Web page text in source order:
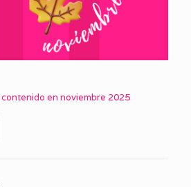
en noviembre 2025